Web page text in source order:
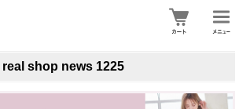
real shop news 1225